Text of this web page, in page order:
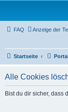
FAQ Anzeige der
Startseite
Alle Cookies
Bist du dir sicher, dass